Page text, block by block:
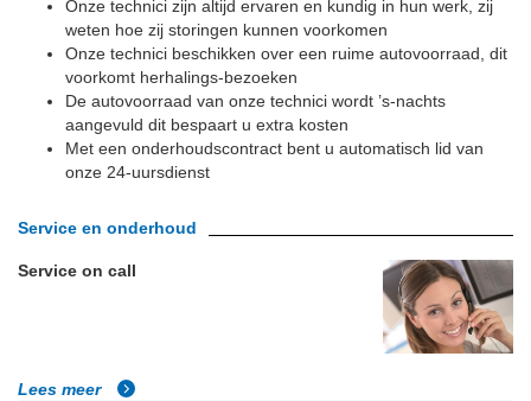
Onze technici zijn altijd ervaren en kundig in hun werk, zij
weten hoe zij storingen kunnen voorkomen
Onze technici beschikken over een ruime autovoorraad, dit
voorkomt herhalings-bezoeken
De autovoorraad van onze technici wordt ’s-nachts
aangevuld dit bespaart u extra kosten
Met een onderhoudscontract bent u automatisch lid van
onze 24-uursdienst
Service en onderhoud
Service on call
Lees meer